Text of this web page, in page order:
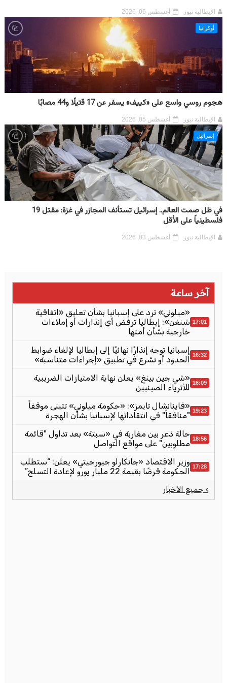
الإيطالية نيوز أغسطس 06, 2026
أوكرانيا
هجوم روسي واسع على «كييف» يسفر عن 17 قتيلًا و44 مصابًا
الإيطالية نيوز أغسطس 05, 2026
إسرائيل
في ظل صمت العالم.. إسرائيل تستأنف المجازر في غزة: مقتل 19
فلسطينياً على الأقل
الإيطالية نيوز أغسطس 03, 2026
آخر ساعة
17:01
«ميلوني» ترد على إسبانيا بشأن تعليق «اتفاقية
شنغن»: إيطاليا ترفض أي إنذارات أو إملاءات
خارجية بشأن أمنها
16:32 إسبانيا توجه إنذارًا نهائيًا إلى إيطاليا لإلغاء ضوابط
الحدود أو تشرع في تطبيق «إجراءات متناسبة»
16:09 «شي جين بينغ» يعلن نهاية الامتيازات الضريبية
للأثرياء الصينيين
19:23 «فاينانشال تايمز»: «حكومة ميلوني» تتبنى موقفاً
"منافقاً" في انتقاداتها لإسبانيا بشأن الهجرة
18:56 حالة ذعر بين مغاربة في «سبتة» بعد تداول "قائمة
مطلوبين" على مواقع التواصل
17:28 وزير الاقتصاد «جانكارلو جيورجيتي» يعلن: “ستطلب
الحكومة قرضًا بقيمة 22 مليار يورو لإعادة التسلح”
› جميع الأخبار